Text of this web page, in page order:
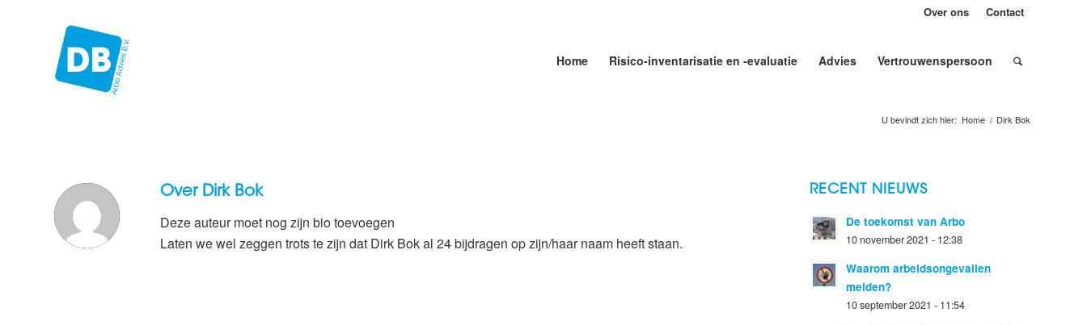
Over ons Contact
Home Risico-inventarisatie en -evaluatie Advies Vertrouwenspersoon
U bevindt zich hier: Home / Dirk Bok
Over Dirk Bok
Deze auteur moet nog zijn bio toevoegen
Laten we wel zeggen trots te zijn dat Dirk Bokal 24 bijdragen op zijn/haar naam heeft staan.
RECENT NIEUWS
De toekomst van Arbo
10 november 2021 - 12:38
Waarom arbeidsongevallen
melden?
10 september 2021 - 11:54